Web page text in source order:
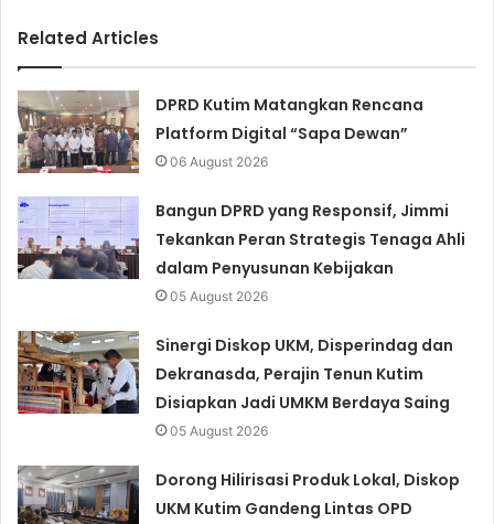
Related Articles
DPRD Kutim Matangkan Rencana
Platform Digital “Sapa Dewan”
06 August 2026
Bangun DPRD yang Responsif, Jimmi
Tekankan Peran Strategis Tenaga Ahli
dalam Penyusunan Kebijakan
05 August 2026
Sinergi Diskop UKM, Disperindag dan
Dekranasda, Perajin Tenun Kutim
Disiapkan Jadi UMKM Berdaya Saing
05 August 2026
Dorong Hilirisasi Produk Lokal, Diskop
UKM Kutim Gandeng Lintas OPD